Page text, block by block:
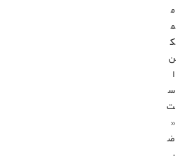
م
م
ک
ن
ا
س
ت
«
ض